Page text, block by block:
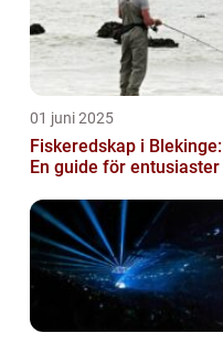
01 juni 2025
Fiskeredskap i Blekinge:
En guide för entusiaster